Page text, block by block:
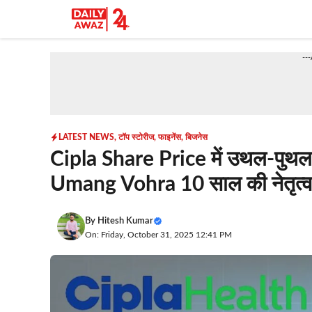
content
---
LATEST NEWS,टॉप स्टोरीज,फाइनेंस,बिजनेस
Cipla Share Price में उथल-पुथल:
Umang Vohra 10 साल की नेतृत्व
By Hitesh Kumar
On: Friday, October 31, 2025 12:41 PM